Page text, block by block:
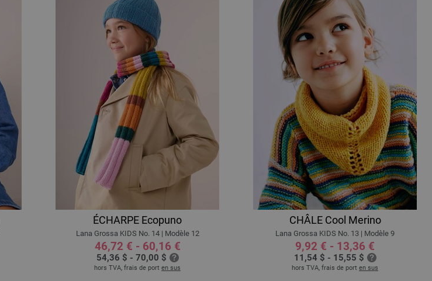
ÉCHARPE Ecopuno
Lana Grossa KIDS No. 14 | Modèle 12
46,72 € - 60,16 €
54,36 $ - 70,00 $
hors TVA, frais de port en sus
CHÂLE Cool Merino
Lana Grossa KIDS No. 13 | Modèle 9
9,92 € - 13,36 €
11,54 $ - 15,55 $
hors TVA, frais de port en sus